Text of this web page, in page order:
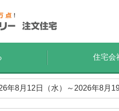
住宅会
年8月12日（水）～2026年8月